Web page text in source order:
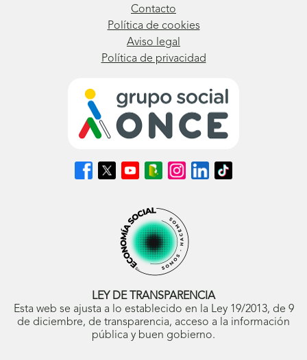
Contacto
Política de cookies
Aviso legal
Política de privacidad
Síguenos
en
Síguenos
en
ventana
nueva)
Síguenos
en
abrirá
en
ventana
nueva)
Síguenos
en
Blog
ONCE
(se
abrirá
en
ventana
Síguenos
en
abrirá
en
ventana
nueva)
Síguenos
en
Síguenos
en
LEY DE TRANSPARENCIA
Esta web se ajusta a lo establecido en la Ley 19/2013, de 9
de diciembre, de transparencia, acceso a la información
pública y buen gobierno.